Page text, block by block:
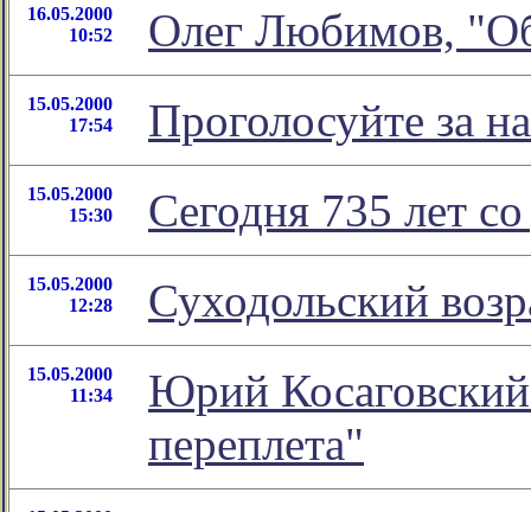
16.05.2000
10:52
Олег Любимов,
15.05.2000
17:54
Проголосуйте за
15.05.2000
15:30
Сегодня 735 лет
15.05.2000
12:28
Суходольский
15.05.2000
11:34
Юрий Косаговский
переплета"